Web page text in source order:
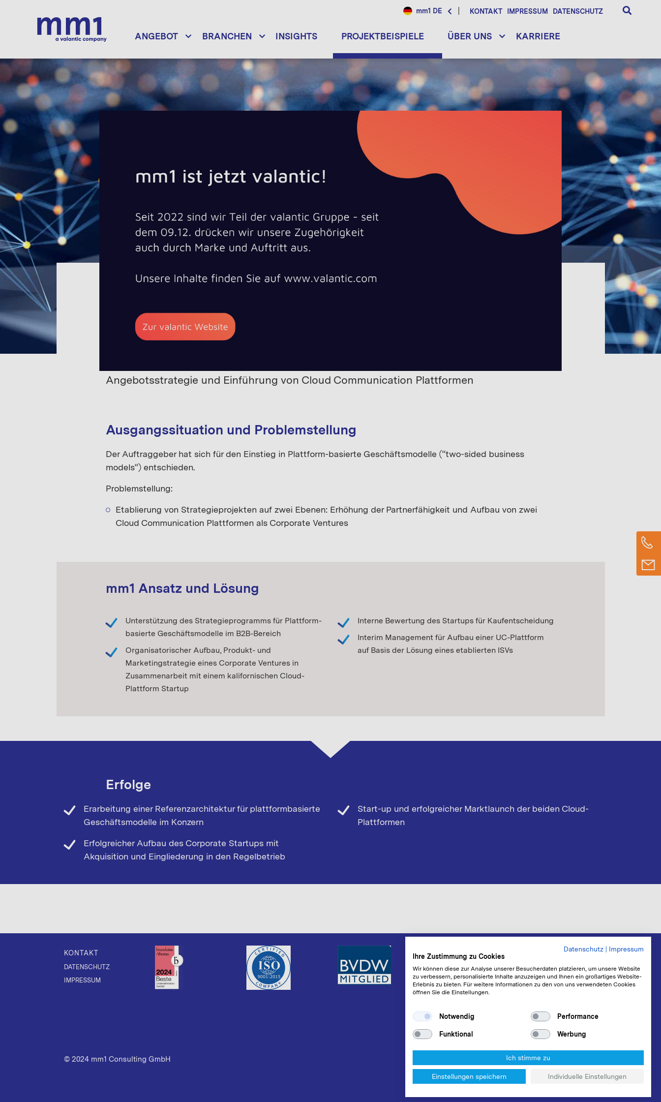
ANGEBOT BRANCHEN INSIGHTS PROJEKTBEISPIELE ÜBER UNS KARRIERE
mm1 DE KONTAKT IMPRESSUM DATENSCHUTZ
Erfolgreicher Einstieg in Plattform-
basierte Geschäftsmodelle
Angebotsstrategie und Einführung von Cloud Communication Plattformen
Ausgangssituation und Problemstellung
Der Auftraggeber hat sich für den Einstieg in Plattform-basierte Geschäftsmodelle (“two-sided business
models“) entschieden.
Problemstellung:
Etablierung von Strategieprojekten auf zwei Ebenen: Erhöhung der Partnerfähigkeit und Aufbau von zwei
Cloud Communication Plattformen als Corporate Ventures
mm1 Ansatz und Lösung
Unterstützung des Strategieprogramms für Plattform-
basierte Geschäftsmodelle im B2B-Bereich
Organisatorischer Aufbau, Produkt- und
Marketingstrategie eines Corporate Ventures in
Zusammenarbeit mit einem kalifornischen Cloud-
Plattform Startup
Interne Bewertung des Startups für Kaufentscheidung
Interim Management für Aufbau einer UC-Plattform
auf Basis der Lösung eines etablierten ISVs
Erfolge
Erarbeitung einer Referenzarchitektur für plattformbasierte
Geschäftsmodelle im Konzern
Erfolgreicher Aufbau des Corporate Startups mit
Akquisition und Eingliederung in den Regelbetrieb
Start-up und erfolgreicher Marktlaunch der beiden Cloud-
Plattformen
KONTAKT
DATENSCHUTZ
IMPRESSUM
© 2024 mm1 Consulting GmbH
Datenschutz | Impressum
Ihre Zustimmung zu Cookies
Wir können diese zur Analyse unserer Besucherdaten platzieren, um unsere Website
zu verbessern, personalisierte Inhalte anzuzeigen und Ihnen ein großartiges Website-
Erlebnis zu bieten. Für weitere Informationen zu den von uns verwendeten Cookies
öffnen Sie die Einstellungen.
Notwendig Performance
Funktional Werbung
Ich stimme zu
Einstellungen speichern Individuelle Einstellungen